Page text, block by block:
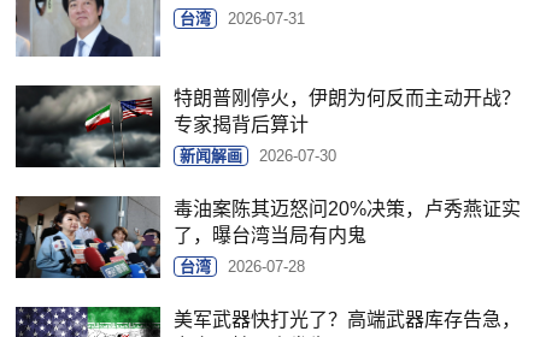
台湾 2026-07-31
特朗普刚停火，伊朗为何反而主动开战？
专家揭背后算计
新闻解画 2026-07-30
毒油案陈其迈怒问20%决策，卢秀燕证实
了，曝台湾当局有内鬼
台湾 2026-07-28
美军武器快打光了？高端武器库存告急，